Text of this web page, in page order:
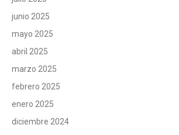
junio 2025
mayo 2025
abril 2025
marzo 2025
febrero 2025
enero 2025
diciembre 2024